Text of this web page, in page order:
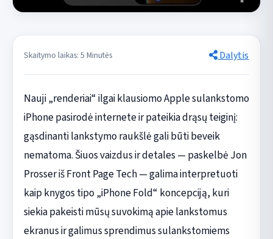
Skaitymo laikas: 5 Minutės Dalytis
Nauji „renderiai“ ilgai klausiomo Apple sulankstomo
iPhone pasirodė internete ir pateikia drąsų teiginį:
gąsdinanti lankstymo raukšlė gali būti beveik
nematoma. Šiuos vaizdus ir detales — paskelbė Jon
Prosser iš Front Page Tech — galima interpretuoti
kaip knygos tipo „iPhone Fold“ koncepciją, kuri
siekia pakeisti mūsų suvokimą apie lankstomus
ekranus ir galimus sprendimus sulankstomiems